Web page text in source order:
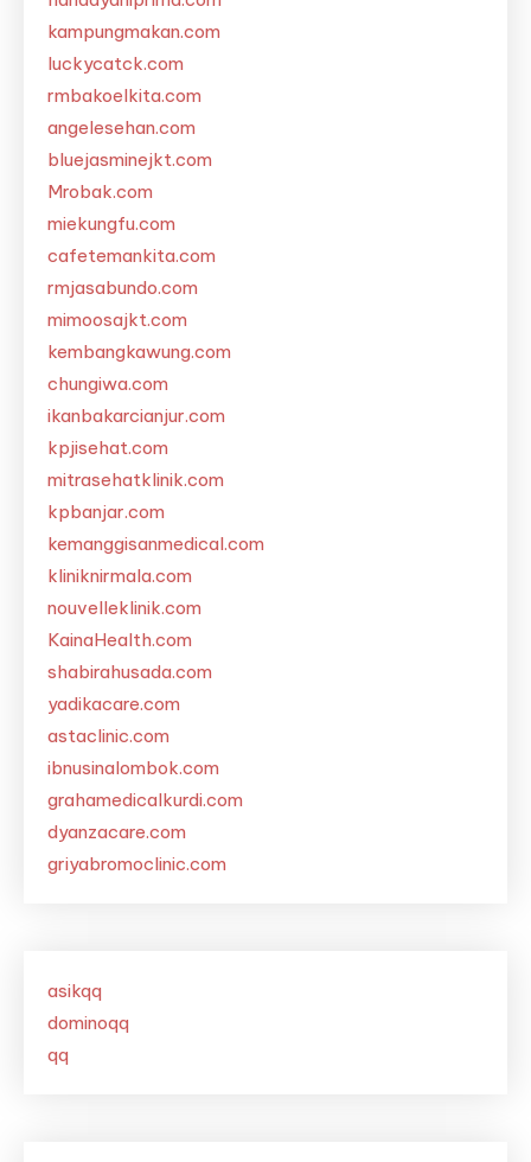
kampungmakan.com
luckycatck.com
rmbakoelkita.com
angelesehan.com
bluejasminejkt.com
Mrobak.com
miekungfu.com
cafetemankita.com
rmjasabundo.com
mimoosajkt.com
kembangkawung.com
chungiwa.com
ikanbakarcianjur.com
kpjisehat.com
mitrasehatklinik.com
kpbanjar.com
kemanggisanmedical.com
kliniknirmala.com
nouvelleklinik.com
KainaHealth.com
shabirahusada.com
yadikacare.com
astaclinic.com
ibnusinalombok.com
grahamedicalkurdi.com
dyanzacare.com
griyabromoclinic.com
asikqq
dominoqq
qq